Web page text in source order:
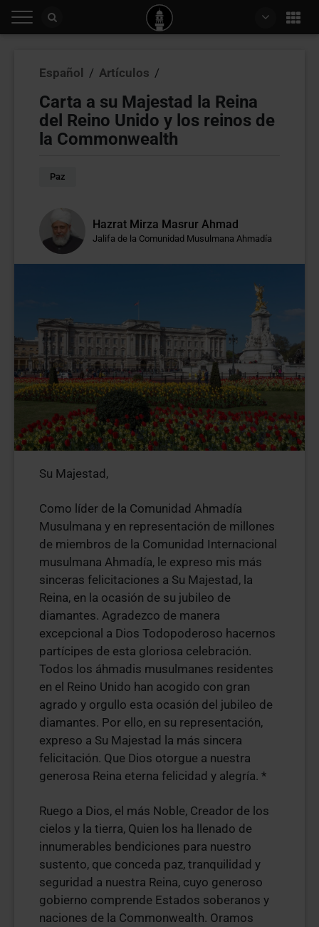
Español / Artículos /
Carta a su Majestad la Reina
del Reino Unido y los reinos de
la Commonwealth
Paz
Hazrat Mirza Masrur Ahmad
Jalifa de la Comunidad Musulmana Ahmadía
Su Majestad,
Como líder de la Comunidad Ahmadía
Musulmana y en representación de millones
de miembros de la Comunidad Internacional
musulmana Ahmadía, le expreso mis más
sinceras felicitaciones a Su Majestad, la
Reina, en la ocasión de su jubileo de
diamantes. Agradezco de manera
excepcional a Dios Todopoderoso hacernos
partícipes de esta gloriosa celebración.
Todos los áhmadis musulmanes residentes
en el Reino Unido han acogido con gran
agrado y orgullo esta ocasión del jubileo de
diamantes. Por ello, en su representación,
expreso a Su Majestad la más sincera
felicitación. Que Dios otorgue a nuestra
generosa Reina eterna felicidad y alegría. *
Ruego a Dios, el más Noble, Creador de los
cielos y la tierra, Quien los ha llenado de
innumerables bendiciones para nuestro
sustento, que conceda paz, tranquilidad y
seguridad a nuestra Reina, cuyo generoso
gobierno comprende Estados soberanos y
naciones de la Commonwealth. Oramos